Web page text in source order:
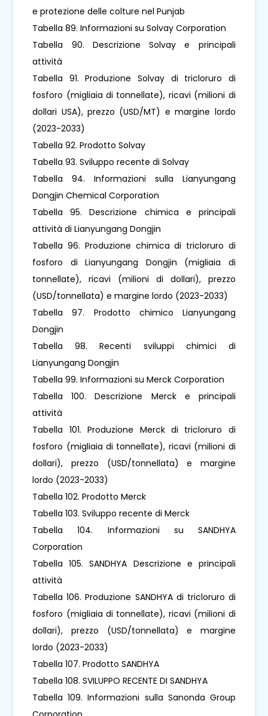
e protezione delle colture nel Punjab
Tabella 89. Informazioni su Solvay Corporation
Tabella 90. Descrizione Solvay e principali
attività
Tabella 91. Produzione Solvay di tricloruro di
fosforo (migliaia di tonnellate), ricavi (milioni di
dollari USA), prezzo (USD/MT) e margine lordo
(2023-2033)
Tabella 92. Prodotto Solvay
Tabella 93. Sviluppo recente di Solvay
Tabella 94. Informazioni sulla Lianyungang
Dongjin Chemical Corporation
Tabella 95. Descrizione chimica e principali
attività di Lianyungang Dongjin
Tabella 96. Produzione chimica di tricloruro di
fosforo di Lianyungang Dongjin (migliaia di
tonnellate), ricavi (milioni di dollari), prezzo
(USD/tonnellata) e margine lordo (2023-2033)
Tabella 97. Prodotto chimico Lianyungang
Dongjin
Tabella 98. Recenti sviluppi chimici di
Lianyungang Dongjin
Tabella 99. Informazioni su Merck Corporation
Tabella 100. Descrizione Merck e principali
attività
Tabella 101. Produzione Merck di tricloruro di
fosforo (migliaia di tonnellate), ricavi (milioni di
dollari), prezzo (USD/tonnellata) e margine
lordo (2023-2033)
Tabella 102. Prodotto Merck
Tabella 103. Sviluppo recente di Merck
Tabella 104. Informazioni su SANDHYA
Corporation
Tabella 105. SANDHYA Descrizione e principali
attività
Tabella 106. Produzione SANDHYA di tricloruro di
fosforo (migliaia di tonnellate), ricavi (milioni di
dollari), prezzo (USD/tonnellata) e margine
lordo (2023-2033)
Tabella 107. Prodotto SANDHYA
Tabella 108. SVILUPPO RECENTE DI SANDHYA
Tabella 109. Informazioni sulla Sanonda Group